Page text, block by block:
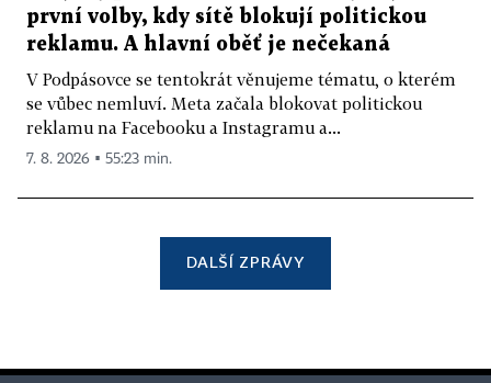
první volby, kdy sítě blokují politickou
reklamu. A hlavní oběť je nečekaná
V Podpásovce se tentokrát věnujeme tématu, o kterém
se vůbec nemluví. Meta začala blokovat politickou
reklamu na Facebooku a Instagramu a...
7. 8. 2026 ▪ 55:23 min.
DALŠÍ ZPRÁVY